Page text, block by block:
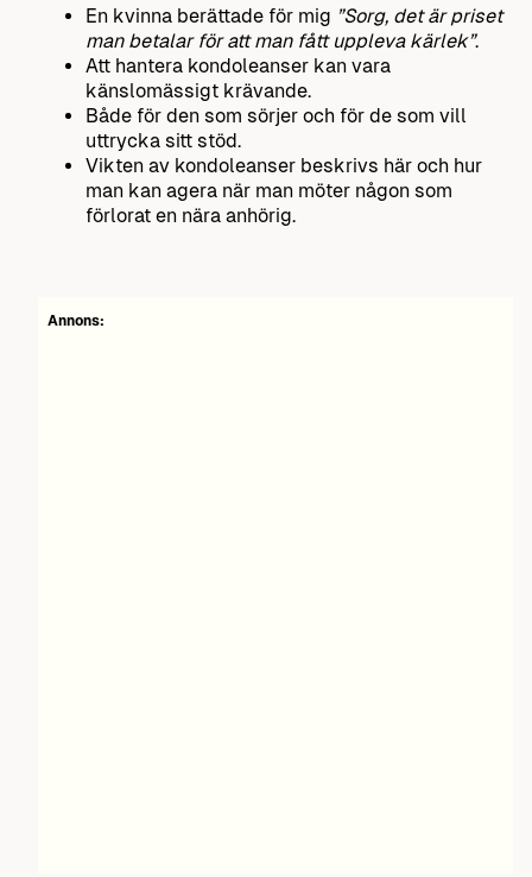
En kvinna berättade för mig ”Sorg, det är priset
man betalar för att man fått uppleva kärlek”.
Att hantera kondoleanser kan vara
känslomässigt krävande.
Både för den som sörjer och för de som vill
uttrycka sitt stöd.
Vikten av kondoleanser beskrivs här och hur
man kan agera när man möter någon som
förlorat en nära anhörig.
Annons: